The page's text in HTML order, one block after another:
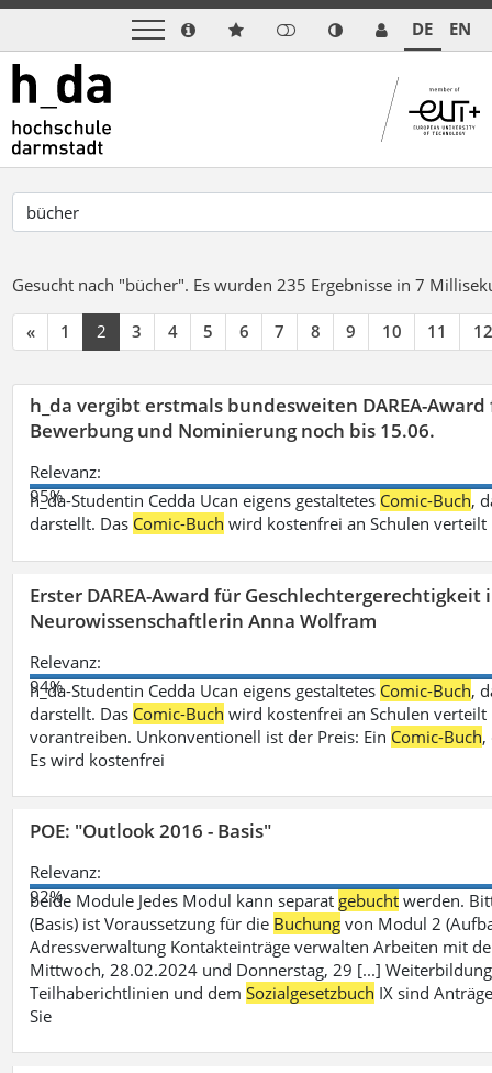
DE EN
Gesucht nach "bücher". Es wurden 235 Ergebnisse in 7
« 1 2 3 4 5 6 7 8 9 10 11 12
h_da vergibt erstmals bundesweiten DAREA-
Bewerbung und Nominierung noch bis 15.06.
Relevanz:
95%
h_da-Studentin Cedda Ucan eigens gestaltetes Comic-Buch,
darstellt. Das Comic-Buch wird kostenfrei an Schulen
Erster DAREA-Award für
Neurowissenschaftlerin Anna Wolfram
Relevanz:
94%
h_da-Studentin Cedda Ucan eigens gestaltetes Comic-Buch,
darstellt. Das Comic-Buch wird kostenfrei an Schulen
vorantreiben. Unkonventionell ist der Preis: Ein Comic-Buch,
Es wird kostenfrei
POE: "Outlook 2016 - Basis"
Relevanz:
92%
beide Module Jedes Modul kann separat gebucht werden.
(Basis) ist Voraussetzung für die Buchung von Modul 2
Adressverwaltung Kontakteinträge verwalten Arbeiten mit
Mittwoch, 28.02.2024 und Donnerstag, 29 [...]
Teilhaberichtlinien und demSozialgesetzbuch IX sind
Sie